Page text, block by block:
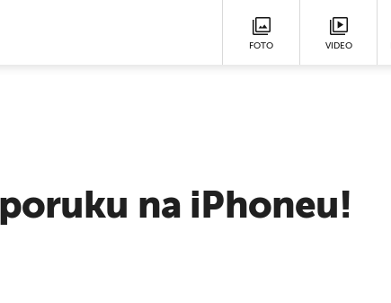
FOTO VIDEO
na iPhoneu!